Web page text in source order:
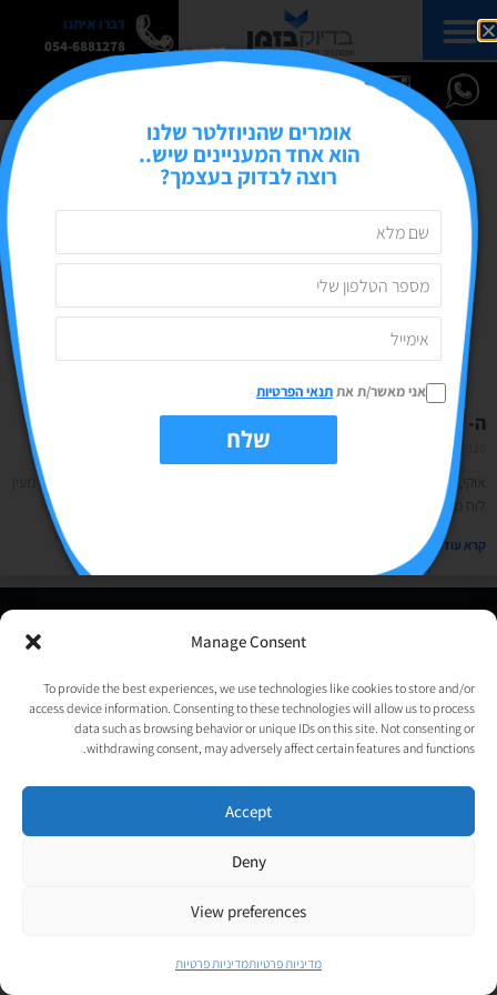
Manage Consent
To provide the best experiences, we use technologies like cookies to store and/or
access device information. Consenting to these technologies will allow us to process
data such as browsing behavior or unique IDs on this site. Not consenting or
withdrawing consent, may adversely affect certain features and functions.
Accept
Deny
View preferences
מדיניות פרטיותמדיניות פרטיות
דברו איתנו
054-6881278
ה- GUIDE החדש של אינסטגרם
25/11/2020
אוקי, ראיתם את מה חדש באינסטגרם? יש פיצ'ר חדש בשם Guide שהוא למעשה מעין
לוח מודעות לכל חשבון. אתם יכולים לבחור פוסטים או מוצרים ולהפוך
קרא עוד »
, העסק החברתי לבניית אתרים | עיצוב וגרפיקה:
psycat
אומרים שהניוזלטר שלנו
הוא אחד המעניינים שיש..
רוצה לבדוק בעצמך?
אני מאשר/ת אתתנאי הפרטיות
שלח